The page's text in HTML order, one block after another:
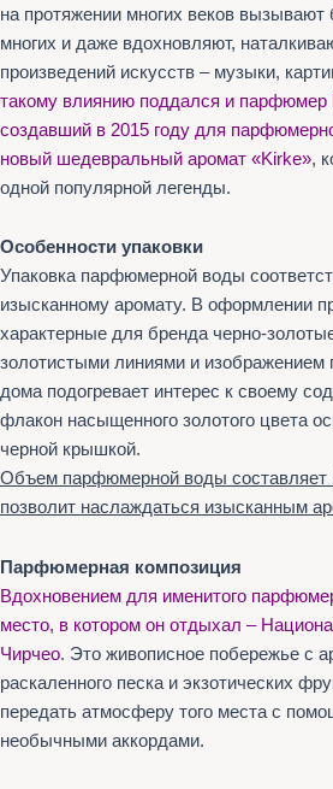
на протяжении многих веков
многих и даже вдохновляют,
произведений искусств – музыки,
такому влиянию поддался и парфюмер
создавший в 2015 году для
новый шедевральный аромат «Kirke»,
одной популярной легенды.
Особенности упаковки
Упаковка парфюмерной воды
изысканному аромату. В оформлении
характерные для бренда черно-
золотистыми линиями и изображением
дома подогревает интерес к своему
флакон насыщенного золотого цвета
черной крышкой.
Объем парфюмерной воды составляет
позволит наслаждаться изысканным
Парфюмерная композиция
Вдохновением для именитого
место, в котором он отдыхал –
Чирчео. Это живописное побережье с
раскаленного песка и экзотических
передать атмосферу того места с
необычными аккордами.